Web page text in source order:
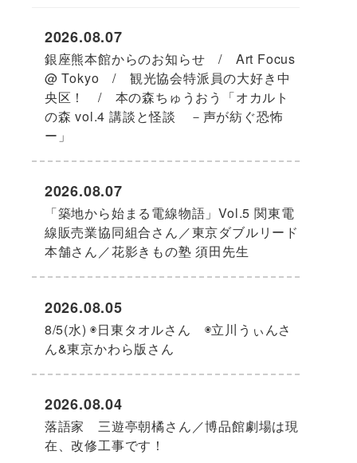
銀座熊本館からのお知らせ / Art Focus
@ Tokyo / 観光協会特派員の大好き中
央区！ / 本の森ちゅうおう「オカルト
の森 vol.4 講談と怪談 －声が紡ぐ恐怖
ー」
2026.08.07
「築地から始まる電線物語」Vol.5 関東電
線販売業協同組合さん／東京ダブルリード
本舗さん／花影きもの塾 須田先生
2026.08.07
8/5(水) ◉日東タオルさん ◉立川うぃんさ
ん&東京かわら版さん
2026.08.05
落語家 三遊亭朝橘さん／博品館劇場は現
在、改修工事です！
2026.08.04